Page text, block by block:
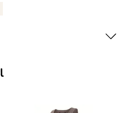
Damen Top der Firma LeGo
in V form, vorne am